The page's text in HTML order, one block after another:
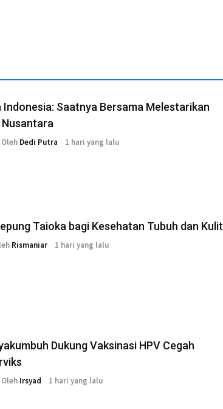
Indonesia: Saatnya Bersama Melestarikan
Oleh Dedi Putra 1 hari yang lalu
Taioka bagi Kesehatan Tubuh dan Kulit
Rismaniar 1 hari yang lalu
Dukung Vaksinasi HPV Cegah
Oleh Irsyad 1 hari yang lalu